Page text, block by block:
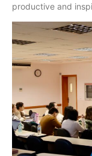
productive and